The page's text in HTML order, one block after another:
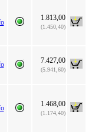
1.813,00
(1.450,40)
7.427,00
(5.941,60)
1.468,00
(1.174,40)